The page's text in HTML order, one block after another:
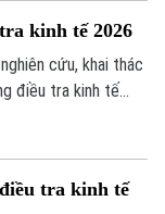
kinh tế 2026
cứu, khai thác
điều tra kinh tế
Nguyễn Xuân
tra kinh tế